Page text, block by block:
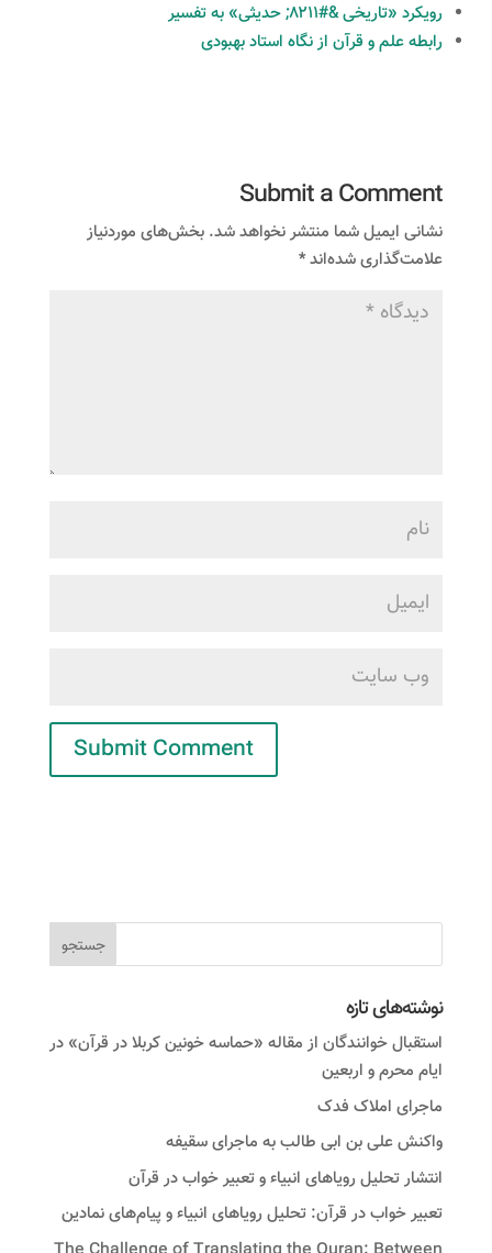
رویکرد «تاریخی &#۸۲۱۱; حدیثی» به تفسیر
رابطه علم و قرآن از نگاه استاد بهبودی
Submit a Comment
نشانی ایمیل شما منتشر نخواهد شد. بخش‌های موردنیاز
علامت‌گذاری شده‌اند*
نوشته‌های تازه
استقبال خوانندگان از مقاله «حماسه خونین کربلا در قرآن» در
ایام محرم و اربعین
ماجرای املاک فدک
واکنش على بن ابى طالب به ماجرای سقیفه
انتشار تحلیل رویاهای انبیاء و تعبیر خواب در قرآن
تعبیر خواب در قرآن: تحلیل رویاهای انبیاء و پیام‌های نمادین